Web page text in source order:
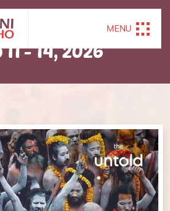
MENU
HAPPENED ON
11 - 14, 2026